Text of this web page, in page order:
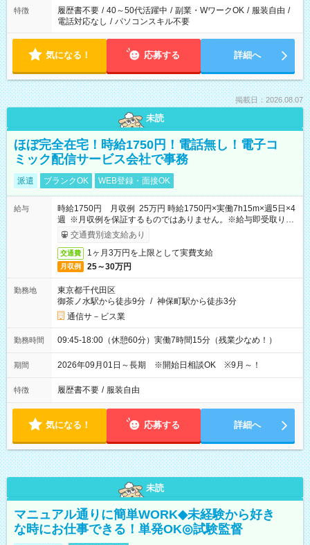
特徴 履歴書不要 / 40～50代活躍中 / 副業・WワークOK / 服装自由 /
電話対応なし / パソコンスキル不要
気になる！ 応募する 詳細へ
掲載日：2026.08.07
未読
ほぼ完全在宅！時給1750円！電話無し！電子コ
ミック配信サービス会社で事務
派遣 ブランクOK WEB登録・面接OK
給与
時給1750円 月収例 25万円 時給1750円×実働7h15m×週5日×4
週 ※月収例を保証するものではありません。※給与即受取りサ
ービス利用可（利用条件有）
交通費別途支給あり
交通費 1ヶ月3万円を上限として実費支給
月収例 25～30万円
勤務地
東京都千代田区
御茶ノ水駅から徒歩9分 / 神保町駅から徒歩3分
通信サ－ビス業
勤務時間 09:45-18:00（休憩60分）実働7時間15分（残業少なめ！）
期間 2026年09月01日～長期 ※開始日相談OK ※9月～！
特徴 履歴書不要 / 服装自由
気になる！ 応募する 詳細へ
未読
マニュアル通りに簡単WORK◆未経験から好き
な時にお仕事できる！単発OK◎試験監督